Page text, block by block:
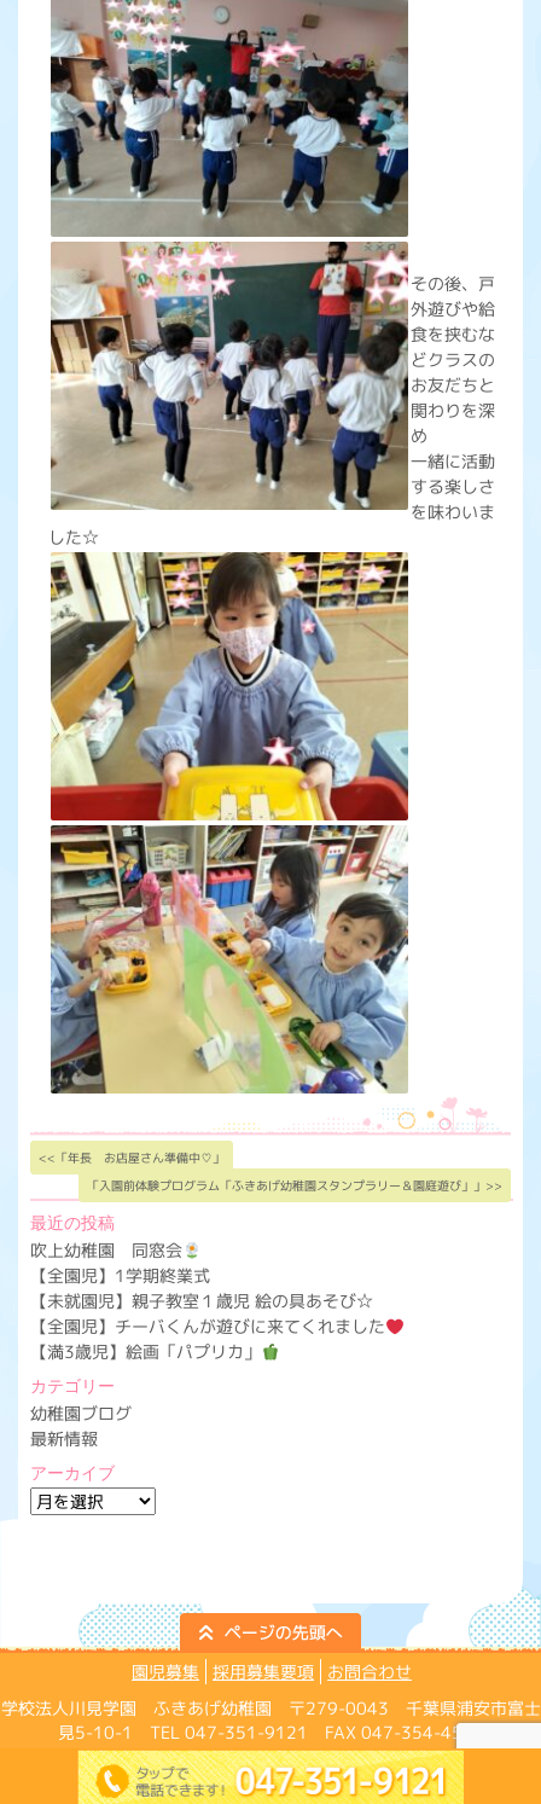
その後、戸
外遊びや給
食を挟むな
どクラスの
お友だちと
関わりを深
め
一緒に活動
する楽しさ
を味わいま
した☆
<<「年長 お店屋さん準備中♡」
「入園前体験プログラム「ふきあげ幼稚園スタンプラリー＆園庭遊び」」>>
最近の投稿
吹上幼稚園 同窓会
【全園児】1学期終業式
【未就園児】親子教室１歳児 絵の具あそび☆
【全園児】チーバくんが遊びに来てくれました
【満3歳児】絵画「パプリカ」
カテゴリー
幼稚園ブログ
最新情報
アーカイブ
ア
園児募集 採用募集要項
お問合わせ
学校法人川見学園 ふきあげ幼稚園 〒279-0043 千葉県浦安市富士
見5-10-1 TEL 047-351-9121 FAX 047-354-4574
Copyright ©Fukiage Kindergarten